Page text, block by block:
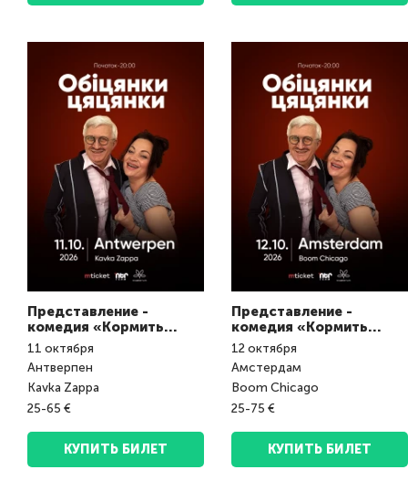
Представление -
комедия «Кормить
завтраками»
11 октября
Антверпен
Kavka Zappa
25-65 €
КУПИТЬ БИЛЕТ
Представление -
комедия «Кормить
завтраками»
12октября
Амстердам
Boom Chicago
25-75 €
КУПИТЬ БИЛЕТ